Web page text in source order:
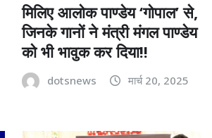
मिलिए आलोक पाण्डेय ‘गोपाल’ से,
जिनके गानों ने मंत्री मंगल पाण्डेय
को भी भावुक कर दिया!!
dotsnews मार्च 20, 2025